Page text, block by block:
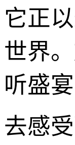
它正
世界
听盛
去感